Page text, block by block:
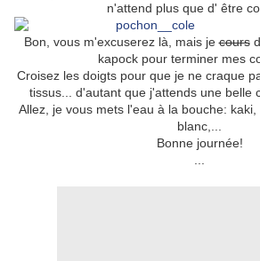
n'attend plus que d' être
Bon, vous m'excuserez là, mais jecours
kapock pour terminer mes
Croisez les doigts pour que je ne craque
tissus... d'autant que j'attends une belle
Allez, je vous mets l'eau à la bouche: kaki,
blanc,...
Bonne journée!